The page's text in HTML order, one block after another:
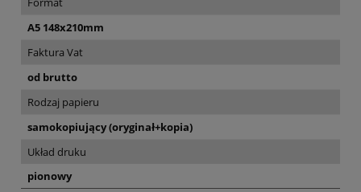
A5 148x210mm
Faktura Vat
od brutto
Rodzaj papieru
samokopiujący (oryginał+kopia)
Układ druku
pionowy